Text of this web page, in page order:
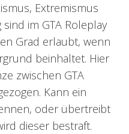
Extremismus
im GTA Roleplay
Grad erlaubt, wenn
beinhaltet. Hier
zwischen GTA
Kann ein
oder übertreibt
dieser bestraft.